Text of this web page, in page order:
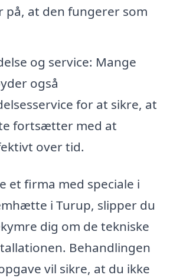
på, at den fungerer som
og service: Mange
også
for at sikre, at
fortsætter med at
over tid.
et firma med speciale i
i Turup, slipper du
dig om de tekniske
Behandlingen
vil sikre, at du ikke